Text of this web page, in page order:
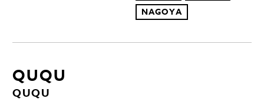
NAGOYA
QUQU
QUQU